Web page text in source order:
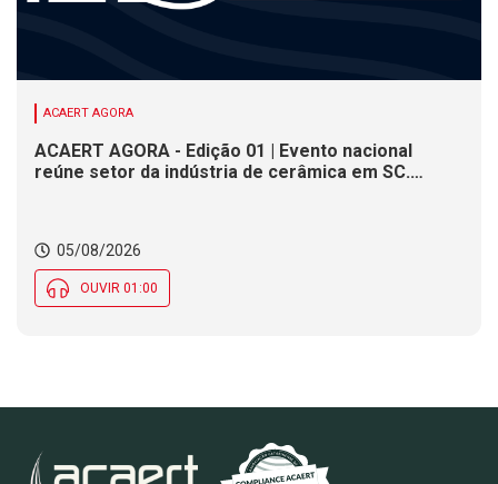
ACAERT AGORA
ACAERT AGORA - Edição 01 | Evento nacional
reúne setor da indústria de cerâmica em SC.
05/08/2026
OUVIR 01:00